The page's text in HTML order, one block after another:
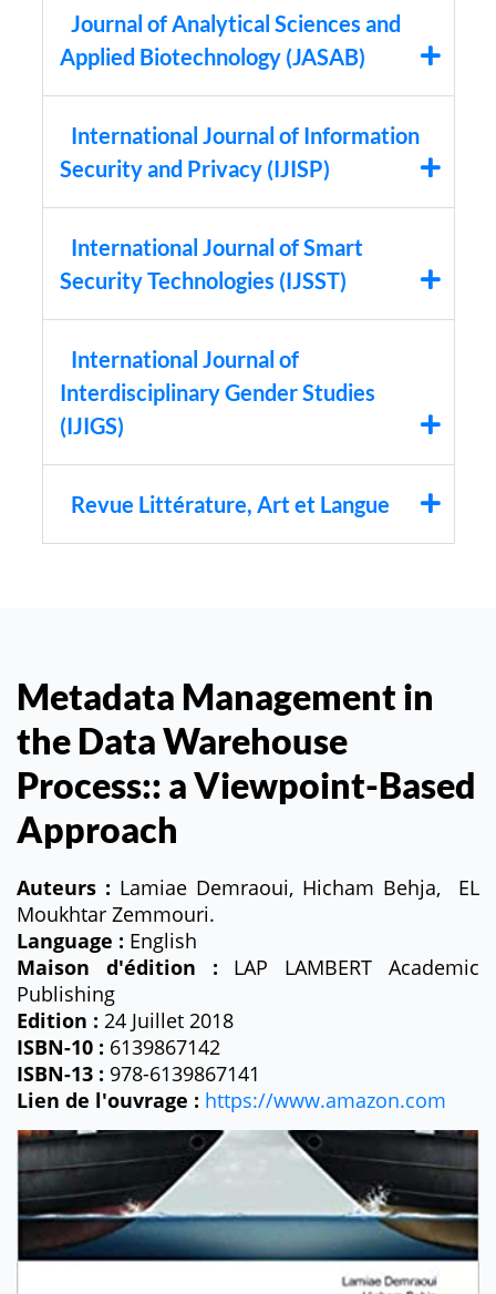
Journal of Analytical Sciences and
Applied Biotechnology (JASAB)
International Journal of Information
Security and Privacy (IJISP)
International Journal of Smart
Security Technologies (IJSST)
International Journal of
Interdisciplinary Gender Studies
(IJIGS)
Revue Littérature, Art et Langue
Metadata Management in
the Data Warehouse
Process:: a Viewpoint-Based
Approach
Auteurs : Lamiae Demraoui, Hicham Behja, EL
Moukhtar Zemmouri.
Language : English
Maison d'édition : LAP LAMBERT Academic
Publishing
Edition : 24 Juillet 2018
ISBN-10 : 6139867142
ISBN-13 : 978-6139867141
Lien de l'ouvrage : https://www.amazon.com